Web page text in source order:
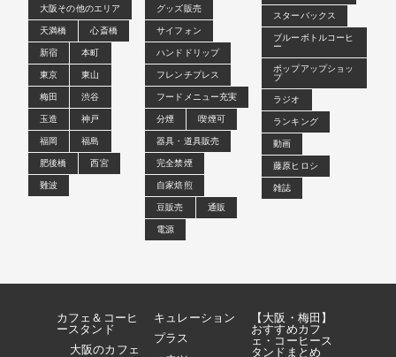
大阪その他のエリア
天満橋
心斎橋
新宿
本町
東京
東山
梅田
渋谷
玉造
神戸
福岡
福島
肥後橋
西宮
難波
グッズ販売
サイフォン
ハンドドリップ
フレンチプレス
フードメニュー充実
分煙
喫煙可
器具・道具販売
完全禁煙
自家焙煎
豆販売
通販
電源
スターバックス
ブルーボトルコーヒ
ー
ポップアップショッ
プ
ラジオ
ランキング
動画
藤原ヒロシ
雑誌
カフェ＆コーヒ
ースタンド
大阪のカフェ
キュレーション
プラス
【大阪・梅田】
おすすめカフ
ェ・コーヒース
タンドまとめ